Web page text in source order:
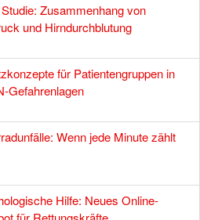
Zusammenhang von
und Hirndurchblutung
für Patientengruppen in
Gefahrenlagen
Wenn jede Minute zählt
Hilfe: Neues Online-